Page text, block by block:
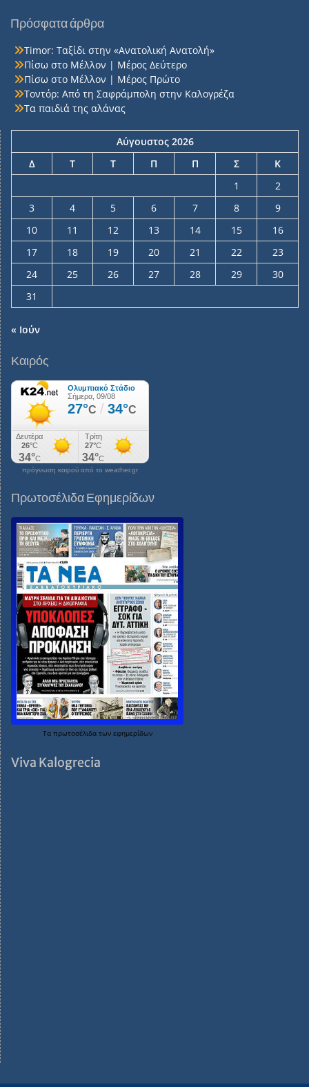
Πρόσφατα άρθρα
Timor: Ταξίδι στην «Ανατολική Ανατολή»
Πίσω στο Μέλλον | Μέρος Δεύτερο
Πίσω στο Μέλλον | Μέρος Πρώτο
Τοντόρ: Από τη Σαφράμπολη στην Καλογρέζα
Τα παιδιά της αλάνας
Αύγουστος 2026
Δ
Τ Τ Π Π Σ
Κ
1
2
3
4 5 6 7 8
9
10
11 12 13 14 15
16
17
18 19 20 21 22
23
24
25 26 27 28 29
30
31
« Ιούν
Καιρός
πρόγνωση καιρού από το weather.gr
Πρωτοσέλιδα Εφημερίδων
Τα πρωτοσέλιδα των εφημερίδων
Viva Kalogrecia